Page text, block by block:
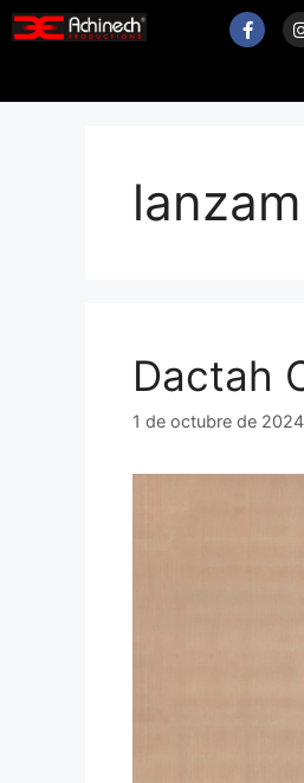
Dactah
1 de octubre de 2024